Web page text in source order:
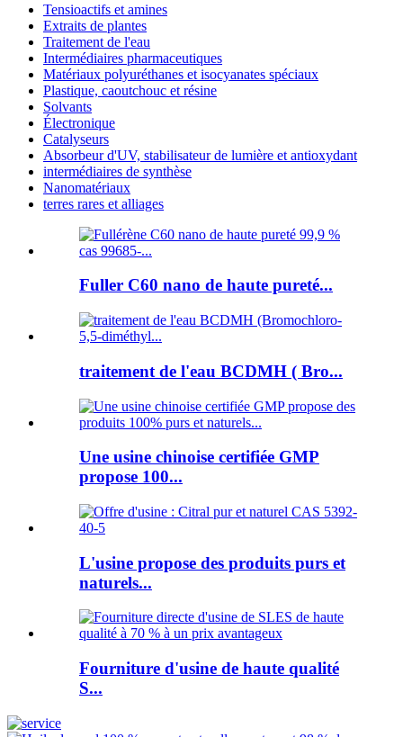
Tensioactifs et amines
Extraits de plantes
Traitement de l'eau
Intermédiaires pharmaceutiques
Matériaux polyuréthanes et isocyanates spéciaux
Plastique, caoutchouc et résine
Solvants
Électronique
Catalyseurs
Absorbeur d'UV, stabilisateur de lumière et antioxydant
intermédiaires de synthèse
Nanomatériaux
terres rares et alliages
Fuller C60 nano de haute pureté...
traitement de l'eau BCDMH ( Bro...
Une usine chinoise certifiée GMP
propose 100...
L'usine propose des produits purs et
naturels...
Fourniture d'usine de haute qualité
S...